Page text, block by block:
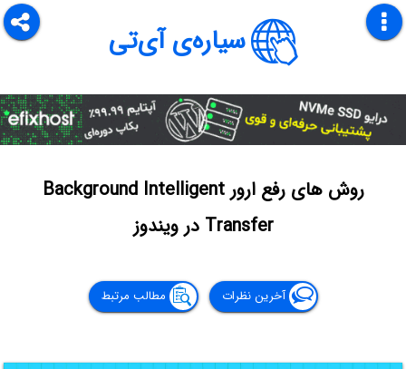
سیاره‌ی آی‌تی
روش های رفع ارور Background Intelligent
Transfer در ویندوز
آخرین نظرات مطالب مرتبط